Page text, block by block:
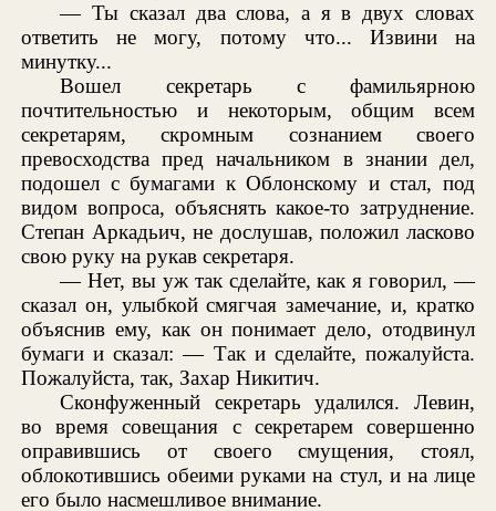
— Ты сказал два слова, а я в двух словах
ответить не могу, потому что... Извини на
минутку...
Вошел секретарь с фамильярною
почтительностью и некоторым, общим всем
секретарям, скромным сознанием своего
превосходства пред начальником в знании дел,
подошел с бумагами к Облонскому и стал, под
видом вопроса, объяснять какое-то затруднение.
Степан Аркадьич, не дослушав, положил ласково
свою руку на рукав секретаря.
— Нет, вы уж так сделайте, как я говорил, —
сказал он, улыбкой смягчая замечание, и, кратко
объяснив ему, как он понимает дело, отодвинул
бумаги и сказал: — Так и сделайте, пожалуйста.
Пожалуйста, так, Захар Никитич.
Сконфуженный секретарь удалился. Левин,
во время совещания с секретарем совершенно
оправившись от своего смущения, стоял,
облокотившись обеими руками на стул, и на лице
его было насмешливое внимание.